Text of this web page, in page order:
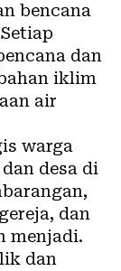
bencana
dan
iklim
air
warga
desa di
dan
menjadi.
dan